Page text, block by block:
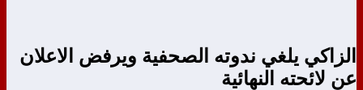
الزاكي يلغي ندوته الصحفية ويرفض الاعلان
عن لائحته النهائية